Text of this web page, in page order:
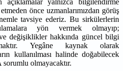
önce uzmanlarımızdan görüş
tavsiye ederiz. Bu sirkülerlerin
yön vermek olmayıp;
değişiklikler hakkında güncel bilgi
Yegâne kaynak olarak
kullanılması halinde doğabilecek
olmayacaktır.